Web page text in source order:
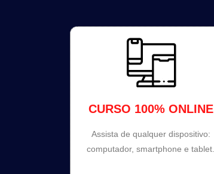
CURSO 100% ONLINE
Assista de qualquer dispositivo:
computador, smartphone e tablet.